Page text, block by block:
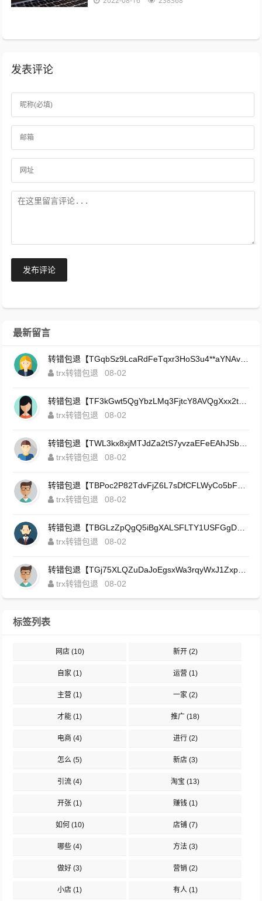
发表评论
发布评论
最新留言
trx转错包退
08-02
trx转错包退
08-02
trx转错包退
08-02
trx转错包退
08-02
trx转错包退
08-02
trx转错包退
08-02
标签列表
网店(10) 新开(2)
自家 (1) 运营 (1)
主营 (1) 一家(2)
才能 (1) 推广 (18)
电商 (4) 进行(2)
怎么 (5) 新店(3)
引流 (4) 淘宝 (13)
开张 (1) 赚钱(1)
如何 (10) 店铺(7)
哪些 (4) 方法(3)
做好 (3) 营销 (2)
小店 (1) 有人(1)